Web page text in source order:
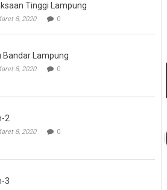
Tinggi Lampung
8, 2020 0
Bandar Lampung
8, 2020 0
2
8, 2020 0
3